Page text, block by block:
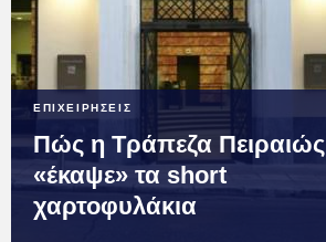
ΕΠΙΧΕΙΡΗΣΕΙΣ
Πώς η Τράπεζα Πειραιώς
«έκαψε» τα short
χαρτοφυλάκια